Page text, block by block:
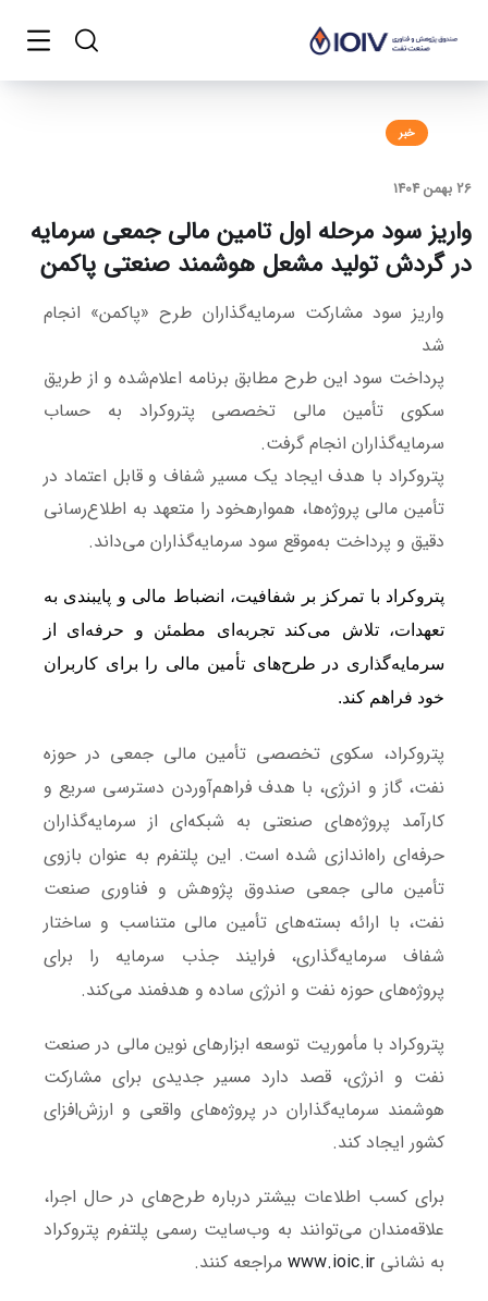
خبر
26 بهمن 1404
واریز سود مرحله اول تامین مالی جمعی سرمایه
در گردش تولید مشعل هوشمند صنعتی پاکمن
واریز سود مشارکت سرمایه‌گذاران طرح «پاکمن» انجام
شد
پرداخت سود این طرح مطابق برنامه اعلام‌شده و از طریق
سکوی تأمین مالی تخصصی پتروکراد به حساب
سرمایه‌گذاران انجام گرفت.
پتروکراد با هدف ایجاد یک مسیر شفاف و قابل اعتماد در
تأمین مالی پروژه‌ها، هموارهخود را متعهد به اطلاع‌رسانی
دقیق و پرداخت به‌موقع سود سرمایه‌گذاران می‌داند.
پتروکراد با تمرکز بر شفافیت، انضباط مالی و پایبندی به
تعهدات، تلاش می‌کند تجربه‌ای مطمئن و حرفه‌ای از
سرمایه‌گذاری در طرح‌های تأمین مالی را برای کاربران
خود فراهم کند.
پتروکراد، سکوی تخصصی تأمین مالی جمعی در حوزه
نفت، گاز و انرژی، با هدف فراهم‌آوردن دسترسی سریع و
کارآمد پروژه‌های صنعتی به شبکه‌ای از سرمایه‌گذاران
حرفه‌ای راه‌اندازی شده است. این پلتفرم به عنوان بازوی
تأمین مالی جمعی صندوق پژوهش و فناوری صنعت
نفت، با ارائه بسته‌های تأمین مالی متناسب و ساختار
شفاف سرمایه‌گذاری، فرایند جذب سرمایه را برای
پروژه‌های حوزه نفت و انرژی ساده و هدفمند می‌کند.
پتروکراد با مأموریت توسعه ابزارهای نوین مالی در صنعت
نفت و انرژی، قصد دارد مسیر جدیدی برای مشارکت
هوشمند سرمایه‌گذاران در پروژه‌های واقعی و ارزش‌افزای
کشور ایجاد کند.
برای کسب اطلاعات بیشتر درباره طرح‌های در حال اجرا،
علاقه‌مندان می‌توانند به وب‌سایت رسمی پلتفرم پتروکراد
به نشانی www.ioic.ir مراجعه کنند.